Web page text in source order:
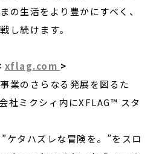
の生活をより豊かにすべく、
し続けます。
xflag.com >
業のさらなる発展を図るた
社ミクシィ内にXFLAG™ スタ
ケタハズレな冒険を。”をスロ